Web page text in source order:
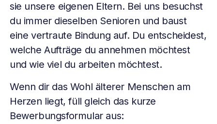
sie unsere eigenen Eltern. Bei uns besuchst
du immer dieselben Senioren und baust
eine vertraute Bindung auf. Du entscheidest,
welche Aufträge du annehmen möchtest
und wie viel du arbeiten möchtest.
Wenn dir das Wohl älterer Menschen am
Herzen liegt, füll gleich das kurze
Bewerbungsformular aus: